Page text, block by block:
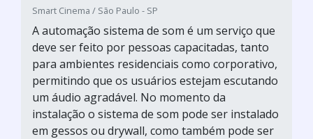
Smart Cinema / São Paulo - SP
A automação sistema de som é um serviço que
deve ser feito por pessoas capacitadas, tanto
para ambientes residenciais como corporativo,
permitindo que os usuários estejam escutando
um áudio agradável. No momento da
instalação o sistema de som pode ser instalado
em gessos ou drywall, como também pode ser